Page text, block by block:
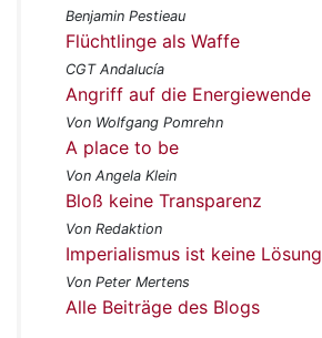
Benjamin Pestieau
Flüchtlinge als Waffe
CGT Andalucía
Angriff auf die Energiewende
Von Wolfgang Pomrehn
A place to be
Von Angela Klein
Bloß keine Transparenz
Von Redaktion
Imperialismus ist keine Lösung
Von Peter Mertens
Alle Beiträge des Blogs